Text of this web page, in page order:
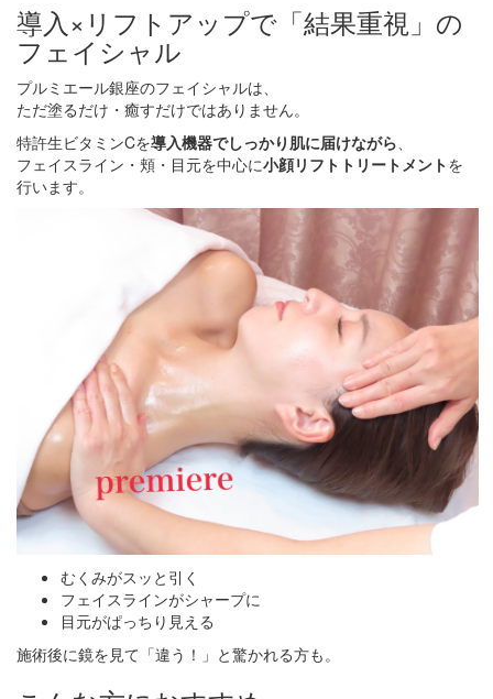
導入×リフトアップで「結果重視」の
フェイシャル
プルミエール銀座のフェイシャルは、
ただ塗るだけ・癒すだけではありません。
特許生ビタミンCを導入機器でしっかり肌に届けながら
フェイスライン・頬・目元を中心に小顔リフトトリートメントを
行います。
むくみがスッと引く
フェイスラインがシャープに
目元がぱっちり見える
施術後に鏡を見て「違う！」と驚かれる方も。